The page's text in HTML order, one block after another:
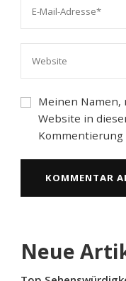
Meinen Namen,
Website in
Kommentierung
Neue